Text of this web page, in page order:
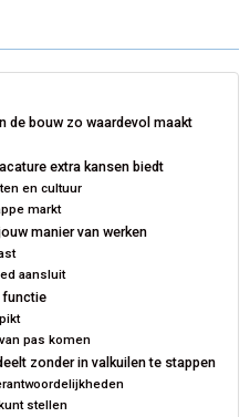
R
O
N
T
R
E
S
R
O
N
K
D
I
R
I
de bouw zo waardevol maakt
extra kansen biedt
en cultuur
markt
manier van werken
aansluit
functie
pas komen
zonder in valkuilen te stappen
stellen